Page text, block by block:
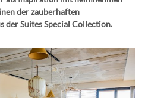
der zauberhaften
der Suites Special Collection.